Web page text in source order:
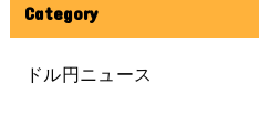
Category
ドル円ニュース